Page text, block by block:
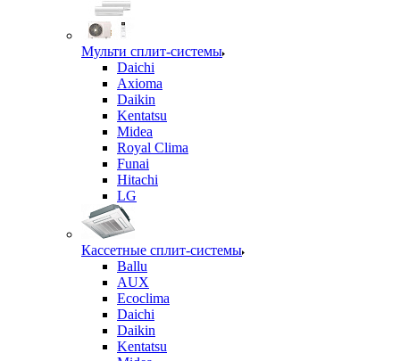
Мульти сплит-системы
Daichi
Axioma
Daikin
Kentatsu
Midea
Royal Clima
Funai
Hitachi
LG
Кассетные сплит-системы
Ballu
AUX
Ecoclima
Daichi
Daikin
Kentatsu